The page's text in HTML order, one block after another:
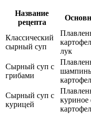
Название
рецепта
Классический
сырный суп
лук
Сырный суп с
грибами
Сырный суп с
курицей
куриное